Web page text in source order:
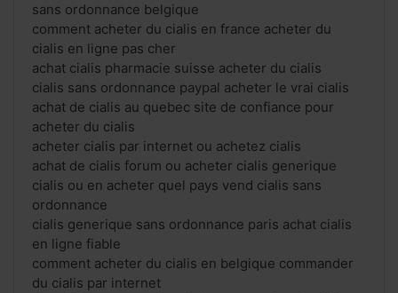
sans ordonnance belgique
comment acheter du cialis en france acheter du
cialis en ligne pas cher
achat cialis pharmacie suisse acheter du cialis
cialis sans ordonnance paypal acheter le vrai cialis
achat de cialis au quebec site de confiance pour
acheter du cialis
acheter cialis par internet ou achetez cialis
achat de cialis forum ou acheter cialis generique
cialis ou en acheter quel pays vend cialis sans
ordonnance
cialis generique sans ordonnance paris achat cialis
en ligne fiable
comment acheter du cialis en belgique commander
du cialis par internet